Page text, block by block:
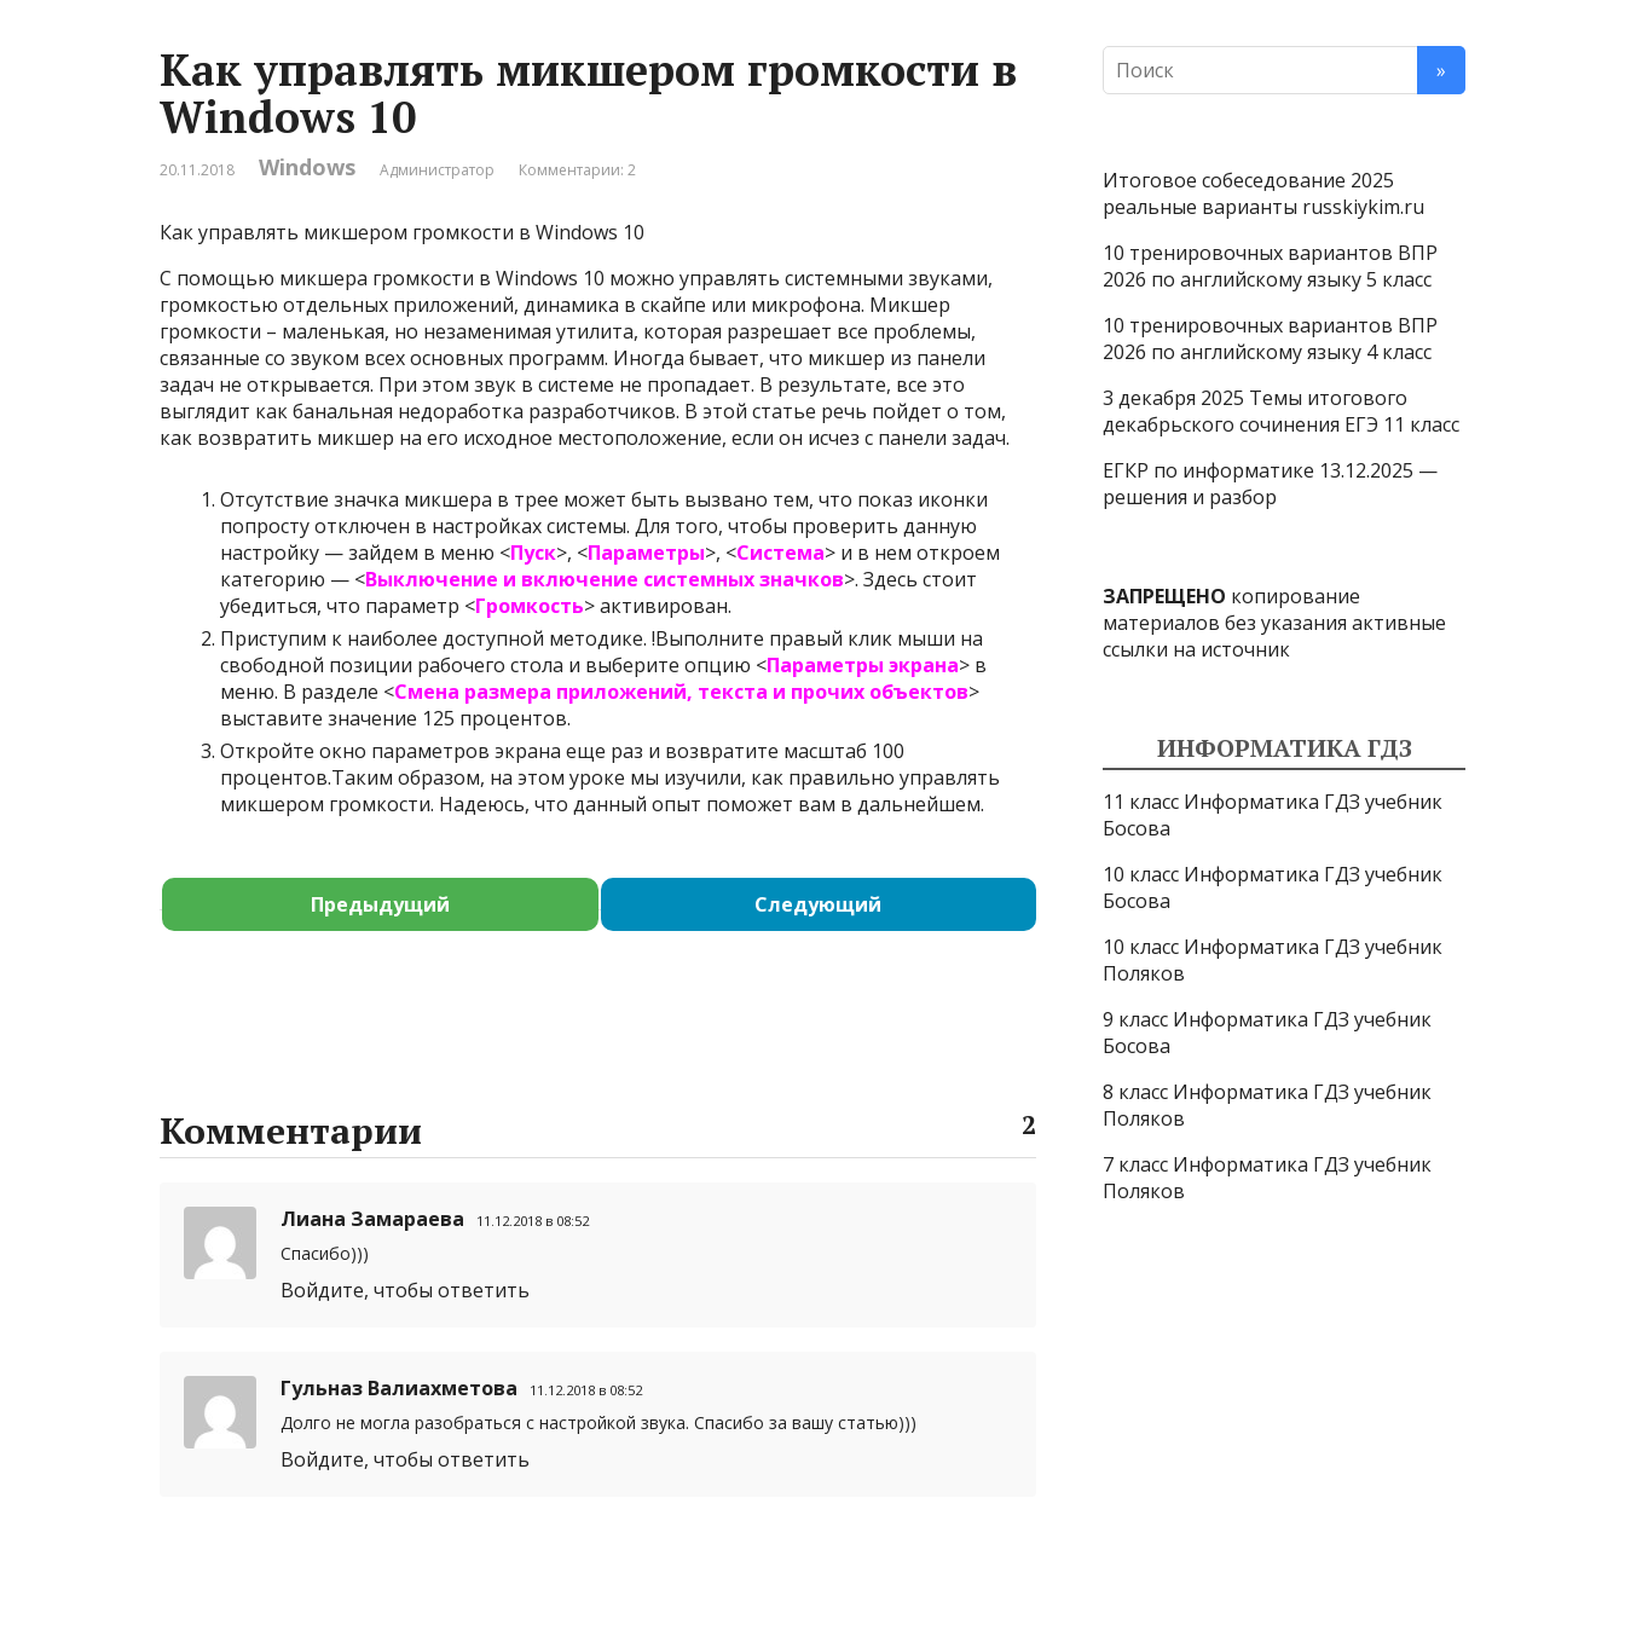
Как управлять микшером громкости в
Windows 10
20.11.2018 Windows Администратор Комментарии: 2
Как управлять микшером громкости в Windows 10
С помощью микшера громкости в Windows 10 можно управлять системными звуками,
громкостью отдельных приложений, динамика в скайпе или микрофона. Микшер
громкости – маленькая, но незаменимая утилита, которая разрешает все проблемы,
связанные со звуком всех основных программ. Иногда бывает, что микшер из панели
задач не открывается. При этом звук в системе не пропадает. В результате, все это
выглядит как банальная недоработка разработчиков. В этой статье речь пойдет о том,
как возвратить микшер на его исходное местоположение, если он исчез с панели задач.
Отсутствие значка микшера в трее может быть вызвано тем, что показ иконки
попросту отключен в настройках системы. Для того, чтобы проверить данную
настройку — зайдем в меню <Пуск>, <Параметры>, <Система> и в нем откроем
категорию — <Выключение и включение системных значков>. Здесь стоит
убедиться, что параметр <Громкость> активирован.
Приступим к наиболее доступной методике. !Выполните правый клик мыши на
свободной позиции рабочего стола и выберите опцию <Параметры экрана> в
меню. В разделе <Смена размера приложений, текста и прочих объектов>
выставите значение 125 процентов.
Откройте окно параметров экрана еще раз и возвратите масштаб 100
процентов.Таким образом, на этом уроке мы изучили, как правильно управлять
микшером громкости. Надеюсь, что данный опыт поможет вам в дальнейшем.
Предыдущий Следующий
Комментарии 2
Лиана Замараева 11.12.2018 в 08:52
Спасибо)))
Войдите, чтобы ответить
Гульназ Валиахметова 11.12.2018 в 08:52
Долго не могла разобраться с настройкой звука. Спасибо за вашу статью)))
Войдите, чтобы ответить
Итоговое собеседование 2025
реальные варианты russkiykim.ru
10 тренировочных вариантов ВПР
2026 по английскому языку 5 класс
10 тренировочных вариантов ВПР
2026 по английскому языку 4 класс
3 декабря 2025 Темы итогового
декабрьского сочинения ЕГЭ 11 класс
ЕГКР по информатике 13.12.2025 —
решения и разбор
ЗАПРЕЩЕНО копирование
материалов без указания активные
ссылки на источник
ИНФОРМАТИКА ГДЗ
11 класс Информатика ГДЗ учебник
Босова
10 класс Информатика ГДЗ учебник
Босова
10 класс Информатика ГДЗ учебник
Поляков
9 класс Информатика ГДЗ учебник
Босова
8 класс Информатика ГДЗ учебник
Поляков
7 класс Информатика ГДЗ учебник
Поляков